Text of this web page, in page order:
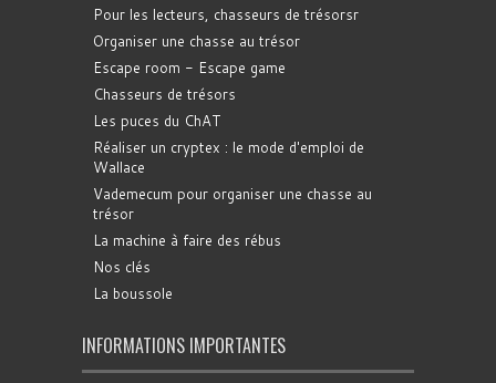
Pour les lecteurs, chasseurs de trésorsr
Organiser une chasse au trésor
Escape room - Escape game
Chasseurs de trésors
Les puces du ChAT
Réaliser un cryptex : le mode d'emploi de
Wallace
Vademecum pour organiser une chasse au
trésor
La machine à faire des rébus
Nos clés
La boussole
INFORMATIONS IMPORTANTES